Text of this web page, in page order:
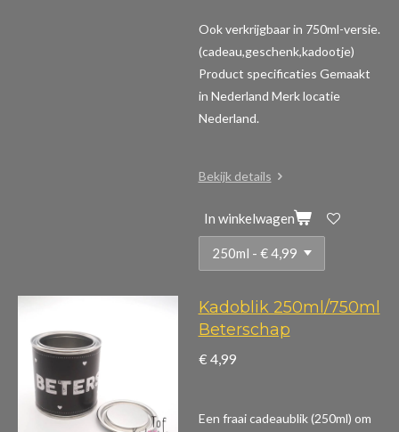
Ook verkrijgbaar in 750ml-versie.
(cadeau,geschenk,kadootje)
Product specificaties Gemaakt
in Nederland Merk locatie
Nederland.
Bekijk details
In winkelwagen
Kadoblik 250ml/750ml
Beterschap
€ 4,99
Een fraai cadeaublik (250ml) om